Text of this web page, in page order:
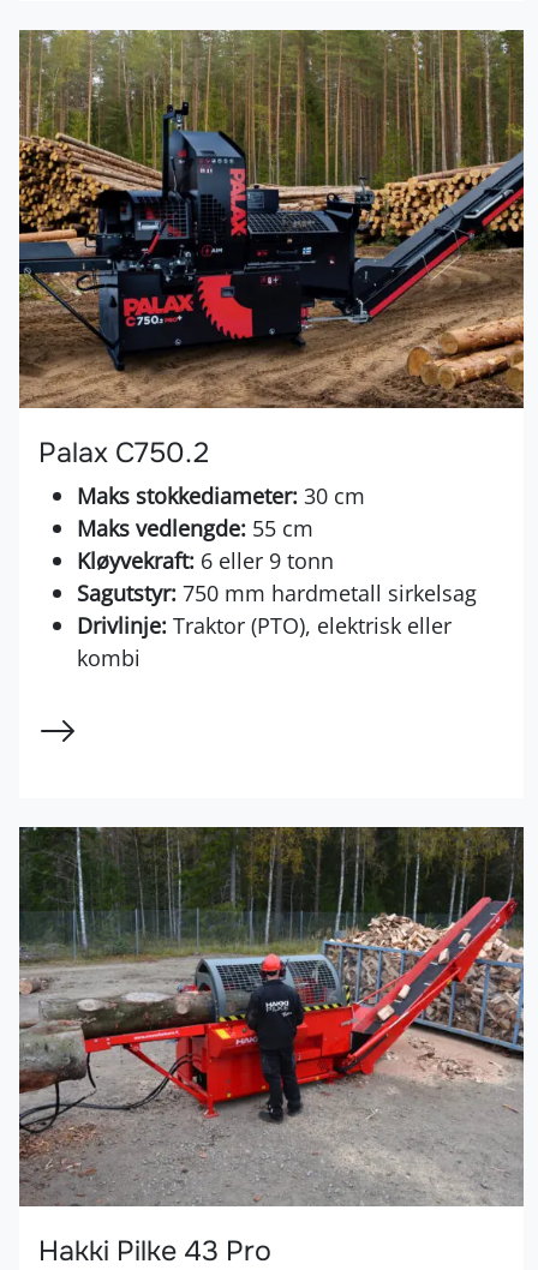
Palax C750.2
Maks stokkediameter: 30 cm
Maks vedlengde: 55 cm
Kløyvekraft: 6 eller 9 tonn
Sagutstyr: 750 mm hardmetall sirkelsag
Drivlinje: Traktor (PTO), elektrisk eller
kombi
Hakki Pilke 43 Pro